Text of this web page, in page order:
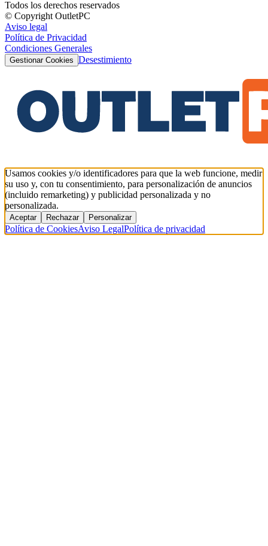
Todos los derechos reservados
© Copyright OutletPC
Aviso legal
Política de Privacidad
Condiciones Generales
Gestionar Cookies Desestimiento
Usamos cookies y/o identificadores para que la web funcione, medir
su uso y, con tu consentimiento, para personalización de anuncios
(incluido remarketing) y publicidad personalizada y no
personalizada.
Aceptar Rechazar Personalizar
Política de CookiesAviso LegalPolítica de privacidad